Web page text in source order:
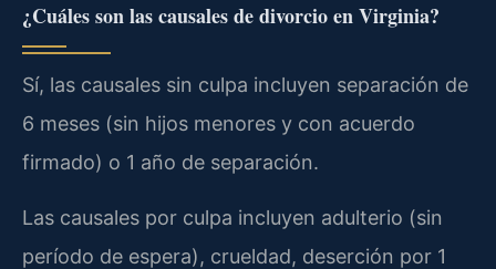
¿Cuáles son las causales de divorcio en Virginia?
Sí, las causales sin culpa incluyen separación de
6 meses (sin hijos menores y con acuerdo
firmado) o 1 año de separación.
Las causales por culpa incluyen adulterio (sin
período de espera), crueldad, deserción por 1